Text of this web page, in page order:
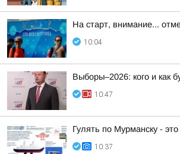
На старт, внимание...
10:04
Выборы–2026: кого и как
10:47
Гулять по Мурманску -
10:37